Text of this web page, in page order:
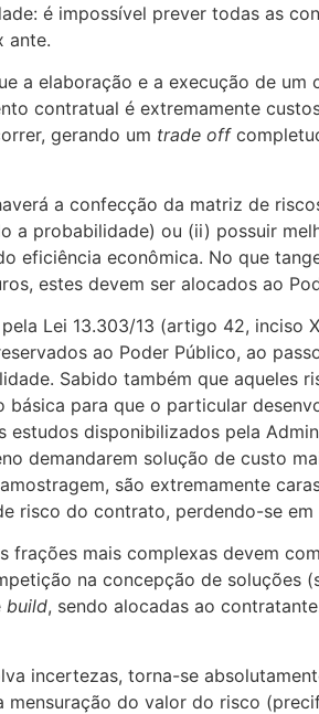
é impossível prever todas as
ante.
a elaboração e a execução de
contratual é extremamente
gerando um trade off
a confecção da matriz de
a probabilidade) ou (ii) possuir
eficiência econômica. No que
estes devem ser alocados ao
Lei 13.303/13 (artigo 42, inciso
ao Poder Público, ao
Sabido também que
básica para que o particular
estudos disponibilizados pela
demandarem solução de custo
são extremamente
risco do contrato, perdendo-se
frações mais complexas devem
na concepção de soluções
build, sendo alocadas ao
incertezas, torna-se
do valor do risco